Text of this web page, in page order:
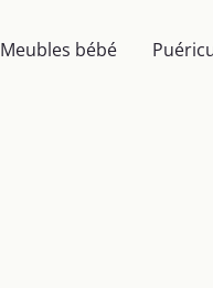
Meubles bébé